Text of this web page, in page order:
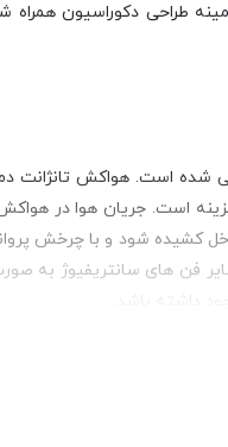
طراحی دکوراسیون همراه
شده است. هواکش تانژانت
است. جریان هوا در هواکش
کشیده شود و با چرخش
فن های سانتریفیوژ به
داشته باشد.